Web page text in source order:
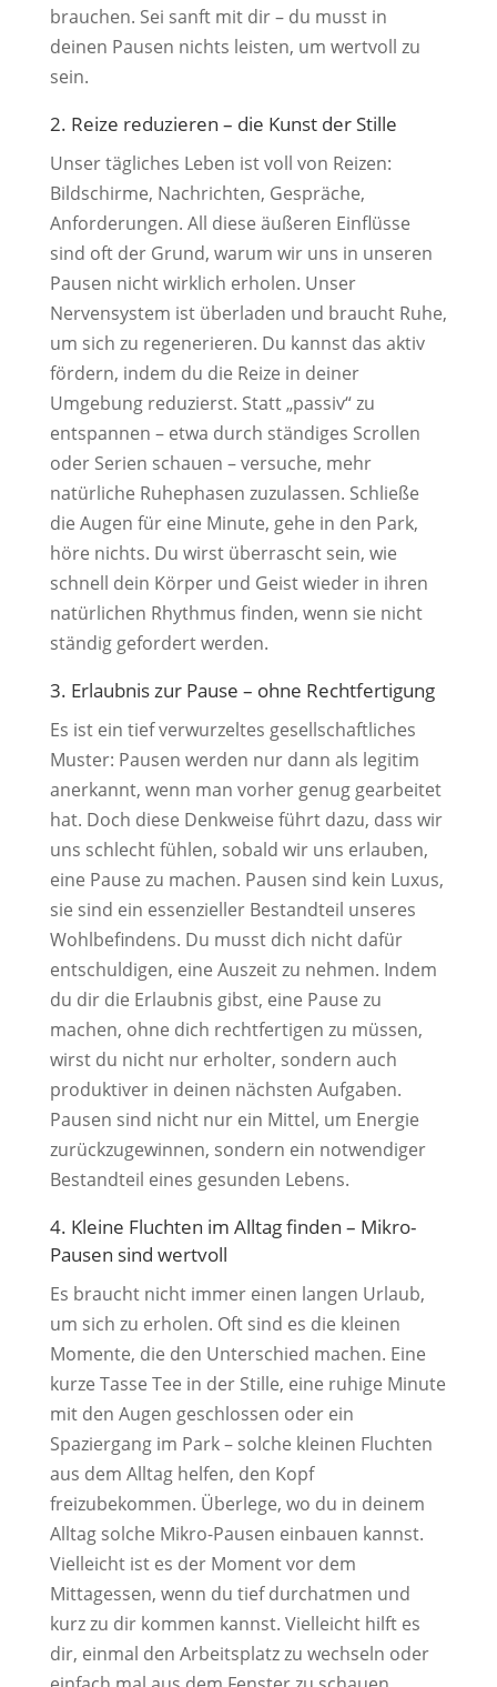
brauchen. Sei sanft mit dir – du musst in
deinen Pausen nichts leisten, um wertvoll zu
sein.
2. Reize reduzieren – die Kunst der Stille
Unser tägliches Leben ist voll von Reizen:
Bildschirme, Nachrichten, Gespräche,
Anforderungen. All diese äußeren Einflüsse
sind oft der Grund, warum wir uns in unseren
Pausen nicht wirklich erholen. Unser
Nervensystem ist überladen und braucht Ruhe,
um sich zu regenerieren. Du kannst das aktiv
fördern, indem du die Reize in deiner
Umgebung reduzierst. Statt „passiv“ zu
entspannen – etwa durch ständiges Scrollen
oder Serien schauen – versuche, mehr
natürliche Ruhephasen zuzulassen. Schließe
die Augen für eine Minute, gehe in den Park,
höre nichts. Du wirst überrascht sein, wie
schnell dein Körper und Geist wieder in ihren
natürlichen Rhythmus finden, wenn sie nicht
ständig gefordert werden.
3. Erlaubnis zur Pause – ohne Rechtfertigung
Es ist ein tief verwurzeltes gesellschaftliches
Muster: Pausen werden nur dann als legitim
anerkannt, wenn man vorher genug gearbeitet
hat. Doch diese Denkweise führt dazu, dass wir
uns schlecht fühlen, sobald wir uns erlauben,
eine Pause zu machen. Pausen sind kein Luxus,
sie sind ein essenzieller Bestandteil unseres
Wohlbefindens. Du musst dich nicht dafür
entschuldigen, eine Auszeit zu nehmen. Indem
du dir die Erlaubnis gibst, eine Pause zu
machen, ohne dich rechtfertigen zu müssen,
wirst du nicht nur erholter, sondern auch
produktiver in deinen nächsten Aufgaben.
Pausen sind nicht nur ein Mittel, um Energie
zurückzugewinnen, sondern ein notwendiger
Bestandteil eines gesunden Lebens.
4. Kleine Fluchten im Alltag finden – Mikro-
Pausen sind wertvoll
Es braucht nicht immer einen langen Urlaub,
um sich zu erholen. Oft sind es die kleinen
Momente, die den Unterschied machen. Eine
kurze Tasse Tee in der Stille, eine ruhige Minute
mit den Augen geschlossen oder ein
Spaziergang im Park – solche kleinen Fluchten
aus dem Alltag helfen, den Kopf
freizubekommen. Überlege, wo du in deinem
Alltag solche Mikro-Pausen einbauen kannst.
Vielleicht ist es der Moment vor dem
Mittagessen, wenn du tief durchatmen und
kurz zu dir kommen kannst. Vielleicht hilft es
dir, einmal den Arbeitsplatz zu wechseln oder